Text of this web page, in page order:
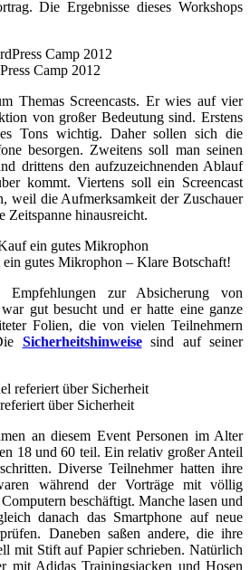
Die Ergebnisse dieses Workshops
Camp 2012
Themas Screencasts. Er wies auf vier
von großer Bedeutung sind. Erstens
Tons wichtig. Daher sollen sich die
besorgen. Zweitens soll man seinen
drittens den aufzuzeichnenden Ablauf
kommt. Viertens soll ein Screencast
weil die Aufmerksamkeit der Zuschauer
Zeitspanne hinausreicht.
gutes Mikrophon – Klare Botschaft!
Empfehlungen zur Absicherung von
gut besucht und er hatte eine ganze
Folien, die von vielen Teilnehmern
Sicherheitshinweisesind auf seiner
über Sicherheit
an diesem Event Personen im Alter
18 und 60 teil. Ein relativ großer Anteil
Diverse Teilnehmer hatten ihre
während der Vorträge mit völlig
beschäftigt. Manche lasen und
danach das Smartphone auf neue
Daneben saßen andere, die ihre
mit Stift auf Papier schrieben. Natürlich
mit Adidas Trainingsjacken und Hosen